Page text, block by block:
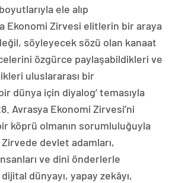
ele alıp
Ekonomi Zirvesi elitlerin bir araya
söyleyecek sözü olan kanaat
özgürce paylaşabildikleri ve
uluslararası bir
dünya için diyalog’ temasıyla
Avrasya Ekonomi Zirvesi’ni
köprü olmanın sorumluluğuyla
devlet adamları,
ve dini önderlerle
dünyayı, yapay zekâyı,